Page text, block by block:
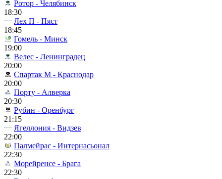
Ротор - Челябинск
18:30
Лех П - Пяст
18:45
Гомель - Минск
19:00
Велес - Ленинградец
20:00
Спартак М - Краснодар
20:00
Порту - Алверка
20:30
Рубин - Оренбург
21:15
Ягеллония - Видзев
22:00
Палмейрас - Интернасьонал
22:30
Морейренсе - Брага
22:30